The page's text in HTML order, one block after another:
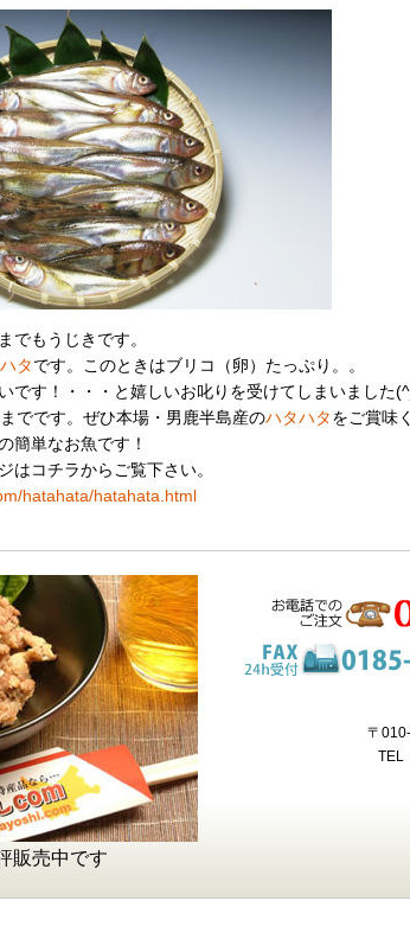
でもうじきです。
タです。このときはブリコ（卵）たっぷり。。
です！・・・と嬉しいお叱りを受けてしまいました
でです。ぜひ本場・男鹿半島産のハタハタをご賞味
簡単なお魚です！
はコチラからご覧下さい。
hatahata/hatahata.html
販売中です
〒
TEL